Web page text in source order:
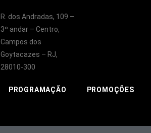
R. dos Andradas, 109 –
3º andar – Centro,
Campos dos
Goytacazes – RJ,
28010-300
PROGRAMAÇÃO PROMOÇÕES